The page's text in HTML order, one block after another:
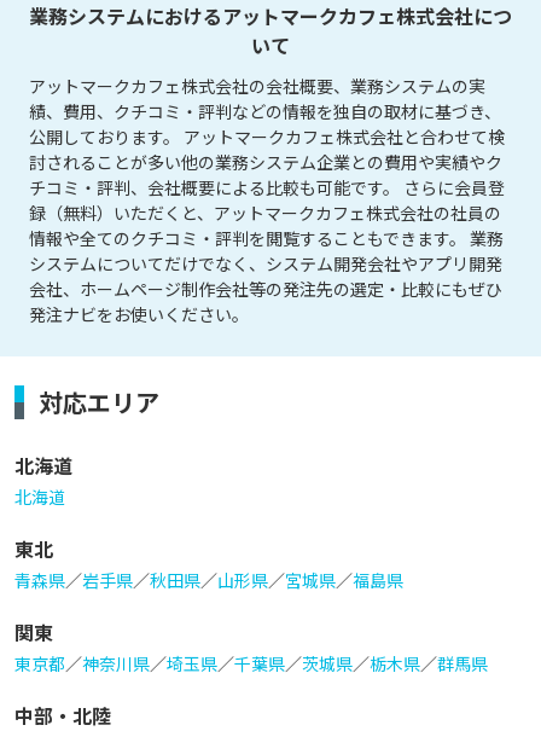
業務システムにおけるアットマークカフェ株式会社につ
いて
アットマークカフェ株式会社の会社概要、業務システムの実
績、費用、クチコミ・評判などの情報を独自の取材に基づき、
公開しております。 アットマークカフェ株式会社と合わせて検
討されることが多い他の業務システム企業との費用や実績やク
チコミ・評判、会社概要による比較も可能です。 さらに会員登
録（無料）いただくと、アットマークカフェ株式会社の社員の
情報や全てのクチコミ・評判を閲覧することもできます。 業務
システムについてだけでなく、システム開発会社やアプリ開発
会社、ホームページ制作会社等の発注先の選定・比較にもぜひ
発注ナビをお使いください。
対応エリア
北海道
北海道
東北
青森県／岩手県／秋田県／山形県／宮城県／福島県
関東
東京都／神奈川県／埼玉県／千葉県／茨城県／栃木県／群馬県
中部・北陸